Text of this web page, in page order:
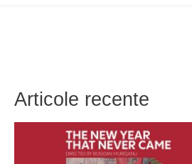
Articole recente